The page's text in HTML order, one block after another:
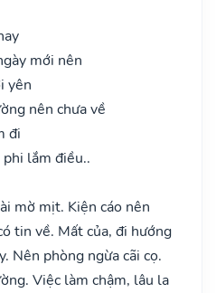
mới nên
yên
nên chưa về
đi
lắm điều..
mờ mịt. Kiện cáo nên
tin về. Mất của, đi hướng
Nên phòng ngừa cãi cọ.
Việc làm chậm, lâu la